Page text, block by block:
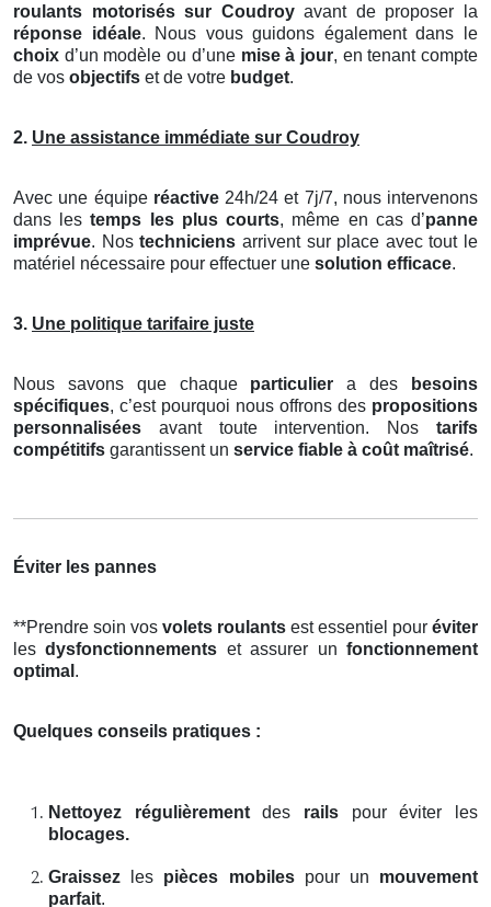
roulants motorisés sur Coudroyavant de proposer la
réponse idéale. Nous vous guidons également dans le
choix d’un modèle ou d’une mise à jour, en tenant compte
de vos objectifs et de votre budget.
2. Une assistance immédiate sur Coudroy
Avec une équipe réactive24h/24 et 7j/7, nous intervenons
dans lestemps les plus courts, même en cas d’panne
imprévue. Nostechniciens arrivent sur place avec tout le
matériel nécessaire pour effectuer une solution efficace.
3. Une politique tarifaire juste
Nous savons que chaque particulier a des
besoins
spécifiques, c’est pourquoi nous offrons des propositions
personnalisées avant toute intervention. Nos tarifs
compétitifs garantissent un service fiable à coût maîtrisé.
Éviter les pannes
**Prendre soin vos volets roulants est essentiel pour éviter
lesdysfonctionnements et assurer unfonctionnement
optimal .
Quelques conseils pratiques :
Nettoyez régulièrementdes rails pour éviter les
blocages.
Graissez les pièces mobilespour un mouvement
parfait.